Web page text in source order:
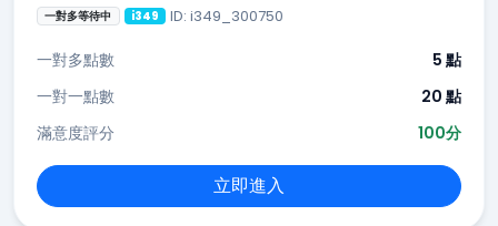
一對多等待中 i349 ID: i349_300750
一對多點數
5 點
一對一點數
20 點
滿意度評分
100分
立即進入